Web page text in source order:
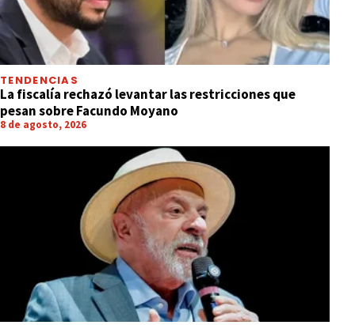
TENDENCIAS
La fiscalía rechazó levantar las restricciones que
pesan sobre Facundo Moyano
8 de agosto, 2026